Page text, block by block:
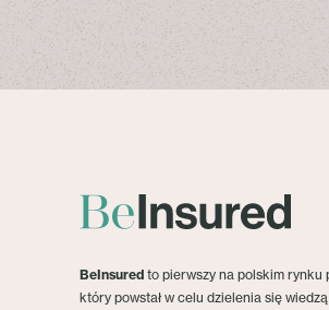
BeInsured to pierwszy na polskim rynku
który powstał w celu dzielenia się